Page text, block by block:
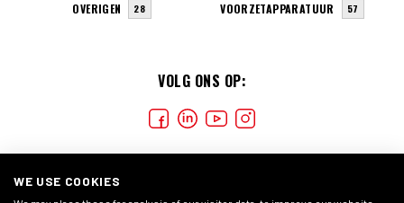
VOLG ONS OP:
OVERIGEN 28 VOORZETAPPARATUUR 57
WE USE COOKIES